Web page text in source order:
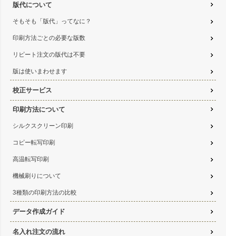
版代について
そもそも「版代」ってなに？
印刷方法ごとの必要な版数
リピート注文の版代は不要
版は使いまわせます
校正サービス
印刷方法について
シルクスクリーン印刷
コピー転写印刷
高温転写印刷
機械刷りについて
3種類の印刷方法の比較
データ作成ガイド
名入れ注文の流れ